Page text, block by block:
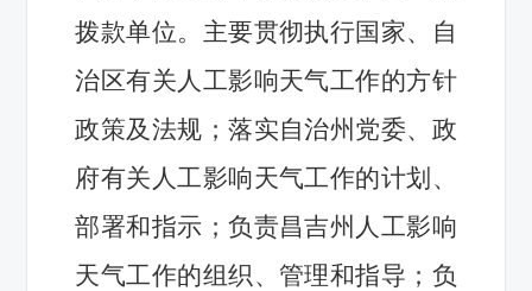
拨款单位。主要贯彻执行国家、自
治区有关人工影响天气工作的方针
政策及法规；落实自治州党委、政
府有关人工影响天气工作的计划、
部署和指示；负责昌吉州人工影响
天气工作的组织、管理和指导；负